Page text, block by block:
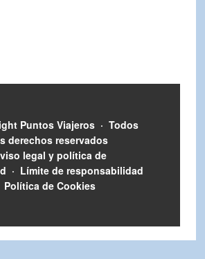
Puntos Viajeros · Todos
derechos reservados
legal y política de
· Límite de responsabilidad
Política de Cookies